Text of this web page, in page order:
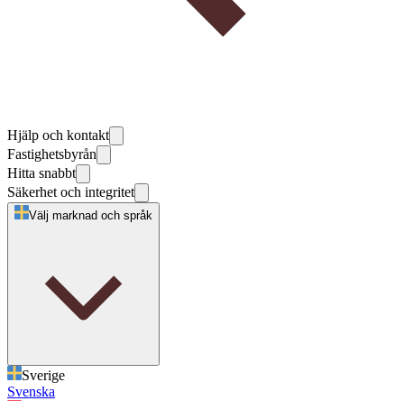
Hjälp och kontakt
Fastighetsbyrån
Hitta snabbt
Säkerhet och integritet
Välj marknad och språk
Sverige
Svenska